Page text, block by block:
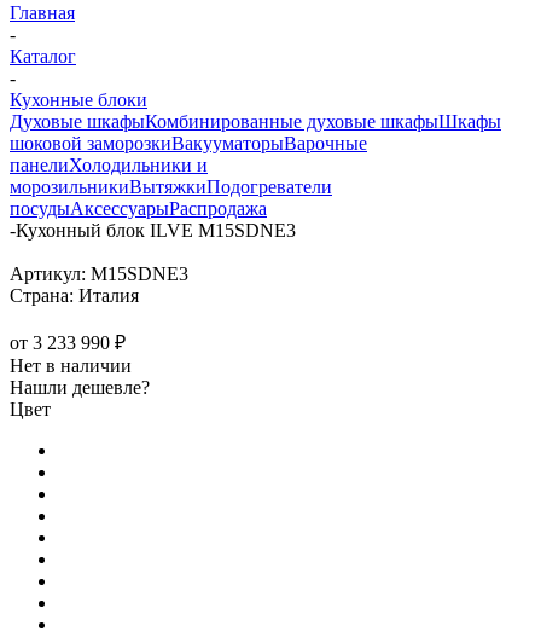
Главная
-
Каталог
-
Кухонные блоки
Духовые шкафыКомбинированные духовые шкафыШкафы
шоковой заморозкиВакууматорыВарочные
панелиХолодильники и
морозильникиВытяжкиПодогреватели
посудыАксессуарыРаспродажа
-Кухонный блок ILVE M15SDNE3
Артикул: M15SDNE3
Страна: Италия
от 3 233 990 ₽
Нет в наличии
Нашли дешевле?
Цвет